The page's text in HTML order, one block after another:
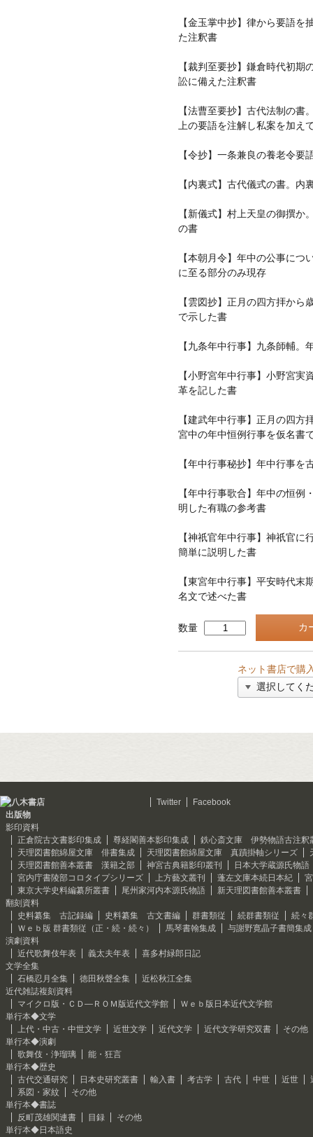
【金玉掌中抄】律から要語を
た注釈書
【裁判至要抄】鎌倉時代初期
訟に備えた注釈書
【法曹至要抄】古代法制の書
上の要語を注解し私案を加え
【令抄】一条兼良の養老令要
【内裏式】古代儀式の書。内
【新儀式】村上天皇の御撰か
の書
【本朝月令】年中の公事につ
に至る部分のみ現存
【雲図抄】正月の四方拝から
で示した書
【九条年中行事】九条師輔。
【小野宮年中行事】小野宮実
革を記した書
【建武年中行事】正月の四方
宮中の年中恒例行事を仮名書
【年中行事秘抄】年中行事を
【年中行事歌合】年中の恒例
明した有職の参考書
【神祇官年中行事】神祇官に
簡単に説明した書
【東宮年中行事】平安時代末
名文で述べた書
数量
ネット書店で購
Twitter
Facebook
出版物
影印資料
正倉院古文書影印集成
尊経閣善本影印集成
鉄心斎文庫 伊勢物語古注釈
天理図書館綿屋文庫 俳書集成
天理図書館綿屋文庫 真蹟掛軸シリーズ
天理図書館善本叢書 漢籍之部
神宮古典籍影印叢刊
日本大学蔵源氏物語
宮内庁書陵部コロタイプシリーズ
上方藝文叢刊 蓬左文庫本続日本紀
東京大学史料編纂所叢書
尾州家河内本源氏物語
新天理図書館善本叢書
翻刻資料
史料纂集 古記録編
史料纂集 古文書編 群書類従 続群書類従
続々
Ｗｅｂ版 群書類従（正・続・続々）
馬琴書翰集成
与謝野寛晶子書簡集成
演劇資料
近代歌舞伎年表
義太夫年表
喜多村緑郎日記
文学全集
石橋忍月全集
徳田秋聲全集
近松秋江全集
近代雑誌複刻資料
マイクロ版・ＣＤ―ＲＯＭ版近代文学館
Ｗｅｂ版日本近代文学館
単行本◆文学
上代・中古・中世文学
近世文学 近代文学 近代文学研究双書
その他
単行本◆演劇
歌舞伎・浄瑠璃
能・狂言
単行本◆歴史
古代交通研究
日本史研究叢書 輸入書 考古学 古代 中世 近世
系図・家紋
その他
単行本◆書誌
反町茂雄関連書
目録
その他
単行本◆日本語史